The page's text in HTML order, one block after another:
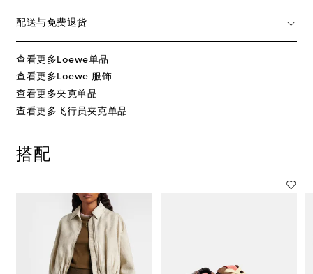
配送与免费退货
查看更多Loewe单品
查看更多Loewe 服饰
查看更多夹克单品
查看更多飞行员夹克单品
搭配